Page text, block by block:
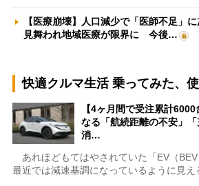
【医療崩壊】人口減少で「医師不足」
見舞われ地域医療が限界に 今後…
快適クルマ生活 乗ってみた、
【4ヶ月間で受注累計
なる「航続距離の不安」
消…
あれほどもてはやされていた「EV（BEV
最近では減速基調になっているように見